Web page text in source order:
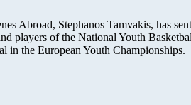
Abroad, Stephanos Tamvakis, has
players of the National Youth
in the European Youth Championships.